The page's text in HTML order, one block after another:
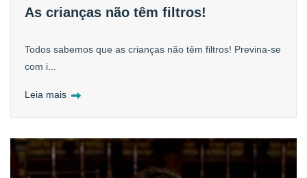
As crianças não têm filtros!
Todos sabemos que as crianças não têm filtros! Previna-se
com i...
Leia mais